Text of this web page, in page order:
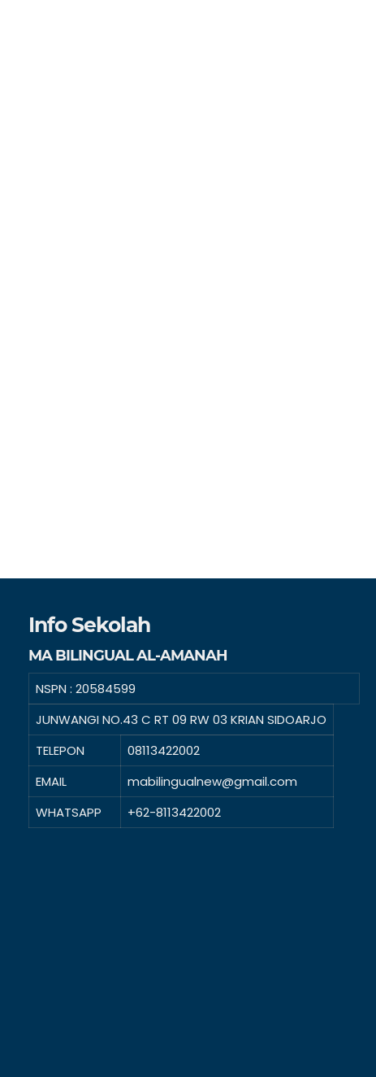
Info Sekolah
MA BILINGUAL AL-AMANAH
NSPN : 20584599
JUNWANGI NO.43 C RT 09 RW 03 KRIAN SIDOARJO
TELEPON
08113422002
EMAIL
mabilingualnew@gmail.com
WHATSAPP
+62-8113422002